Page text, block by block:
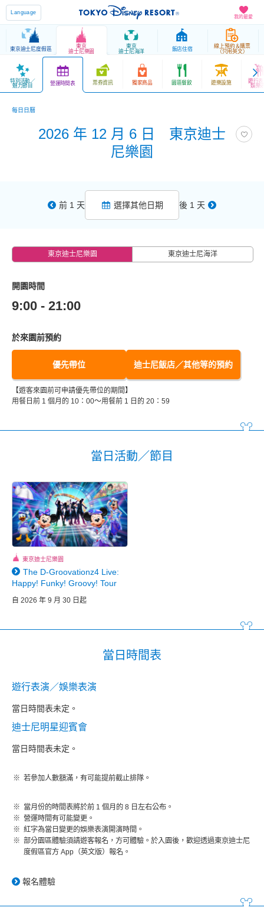
我的最愛
Language
東京迪士尼度假區
東京
迪士尼樂園
東京
迪士尼海洋
飯店住宿
線上預約＆購票
（只用英文）
特別活動／
魅力節目 營運時間表 票券資訊 獨家商品 園區餐飲 遊樂設施 遊行表
娛樂
每日日曆
2026 年 12 月 6 日 東京迪士
尼樂園
前 1 天 選擇其他日期 後 1 天
東京迪士尼樂園 東京迪士尼海洋
開園時間
9:00 - 21:00
於來園前預約
優先帶位 迪士尼飯店／其他等的預約
【遊客來園前可申請優先帶位的期間】
用餐日前 1 個月的 10：00～用餐前 1 日的 20：59
當日活動／節目
東京迪士尼樂園
The D-Groovationz4 Live:
Happy! Funky! Groovy! Tour
自 2026 年 9 月 30 日起
當日時間表
遊行表演／娛樂表演
當日時間表未定。
迪士尼明星迎賓會
當日時間表未定。
若參加人數額滿，有可能提前截止排隊。
當月份的時間表將於前 1 個月的 8 日左右公布。
營運時間有可能變更。
紅字為當日變更的娛樂表演開演時間。
部分園區體驗須請遊客報名，方可體驗。於入園後，歡迎透過東京迪士尼
度假區官方 App（英文版）報名。
報名體驗